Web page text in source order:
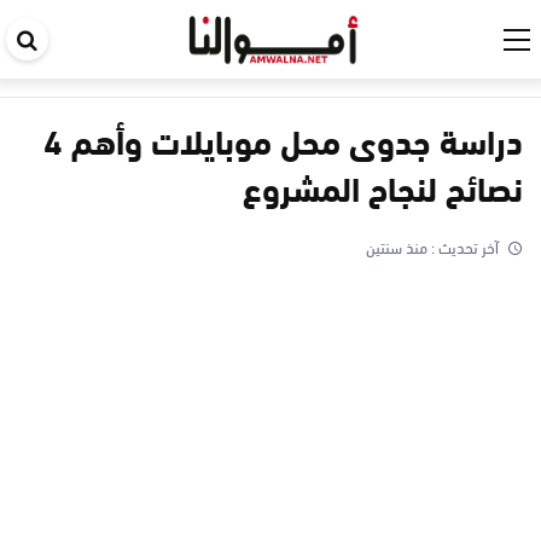
دراسة جدوى محل موبايلات وأهم 4
نصائح لنجاح المشروع
آخر تحديث :منذ سنتين